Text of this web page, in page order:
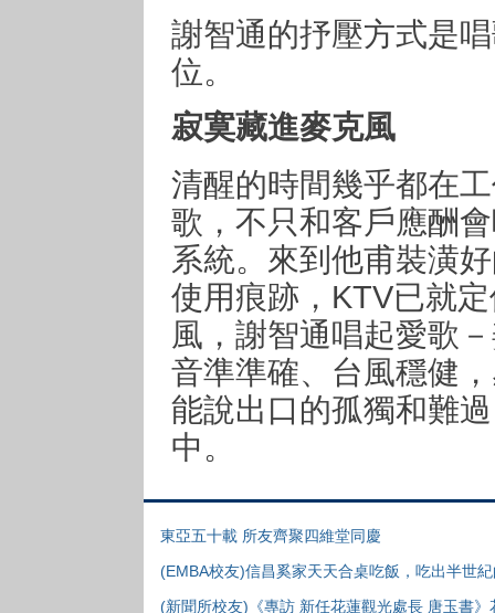
謝智通的抒壓方式是
位。
寂寞藏進麥克風
清醒的時間幾乎都在
歌，不只和客戶應酬
系統。來到他甫裝潢
使用痕跡，KTV已就
風，謝智通唱起愛歌
音準準確、台風穩健
能說出口的孤獨和難
中。
東亞五十載 所友齊聚四維堂同慶
(EMBA校友)信昌奚家天天合桌吃飯，吃出半世
(新聞所校友)《專訪 新任花蓮觀光處長 唐玉書